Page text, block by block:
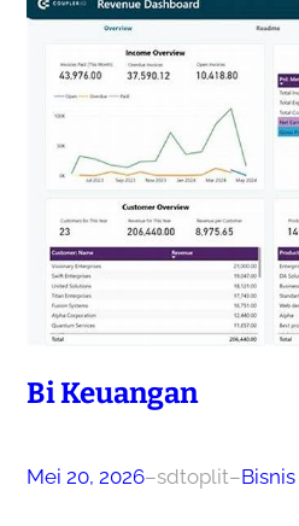
Bi Keuangan
Mei 20, 2026–sdtoplit–